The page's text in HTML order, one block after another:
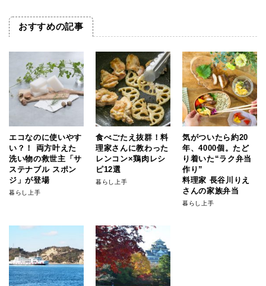
おすすめの記事
エコなのに使いやす
い？！ 両方叶えた
洗い物の救世主「サ
ステナブル スポン
ジ」が登場
暮らし上手
食べごたえ抜群！料
理家さんに教わった
レンコン×鶏肉レシ
ピ12選
暮らし上手
気がついたら約20
年、4000個。たど
り着いた“ラク弁当
作り”
料理家 長谷川りえ
さんの家族弁当
暮らし上手